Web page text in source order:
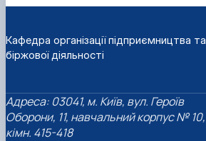
Кафедра організації підприємництва та
біржової діяльності
Адреса: 03041, м. Київ, вул. Героїв
Оборони, 11, навчальний корпус № 10,
кімн. 415-418